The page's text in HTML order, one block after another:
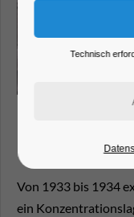
Von 1933 bis 1934
ein
Technisch